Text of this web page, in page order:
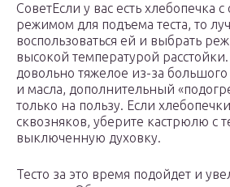
СоветЕсли у вас есть хлебопечка
режимом для подъема теста, то
воспользоваться ей и выбрать
высокой температурой
довольно тяжелое из-за большого
и масла, дополнительный
только на пользу. Если
сквозняков, уберите кастрюлю с
выключенную духовку.
Тесто за это время подойдет и